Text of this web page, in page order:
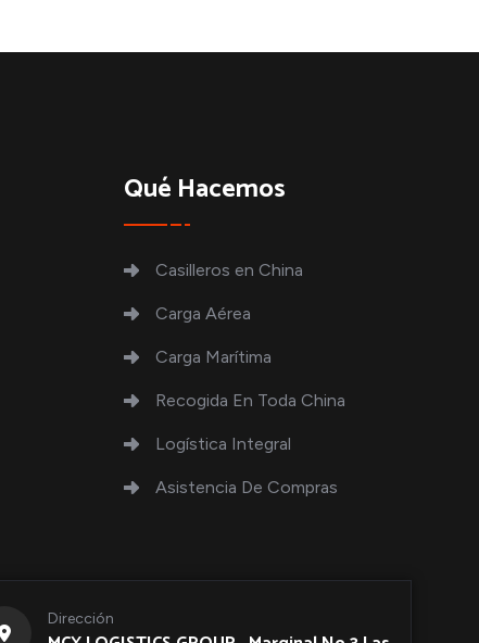
Qué Hacemos
Casilleros en China
Carga Aérea
Carga Marítima
Recogida En Toda China
Logística Integral
Asistencia De Compras
Dirección